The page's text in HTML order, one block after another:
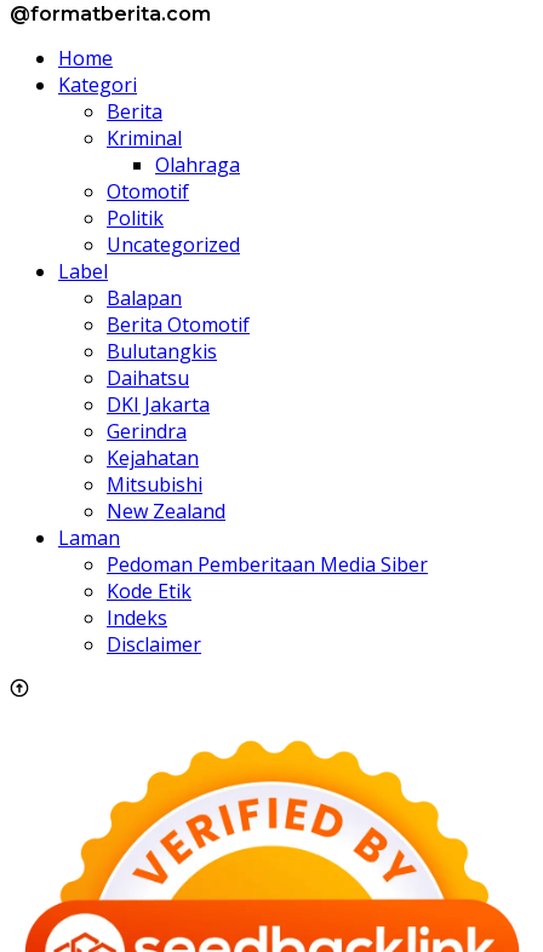
@formatberita.com
Home
Kategori
Berita
Kriminal
Olahraga
Otomotif
Politik
Uncategorized
Label
Balapan
Berita Otomotif
Bulutangkis
Daihatsu
DKI Jakarta
Gerindra
Kejahatan
Mitsubishi
New Zealand
Laman
Pedoman Pemberitaan Media Siber
Kode Etik
Indeks
Disclaimer